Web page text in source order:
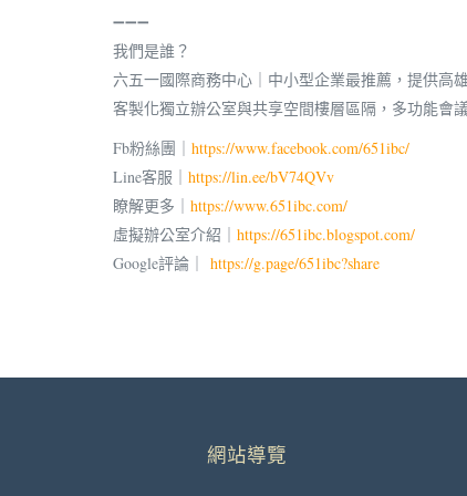
➖➖➖
我們是誰？
六五一國際商務中心｜中小型企業最推薦，提供高
客製化獨立辦公室與共享空間樓層區隔，多功能會
Fb粉絲團｜ https://www.facebook.com/651ibc/
Line客服｜ https://lin.ee/bV74QVv
瞭解更多｜ https://www.651ibc.com/
虛擬辦公室介紹｜ https://651ibc.blogspot.com/
Google評論｜ https://g.page/651ibc?share
網站導覽